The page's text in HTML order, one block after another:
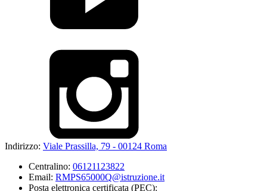
Indirizzo: Viale Prassilla, 79 - 00124 Roma
Centralino: 06121123822
Email: RMPS65000Q@istruzione.it
Posta elettronica certificata (PEC):